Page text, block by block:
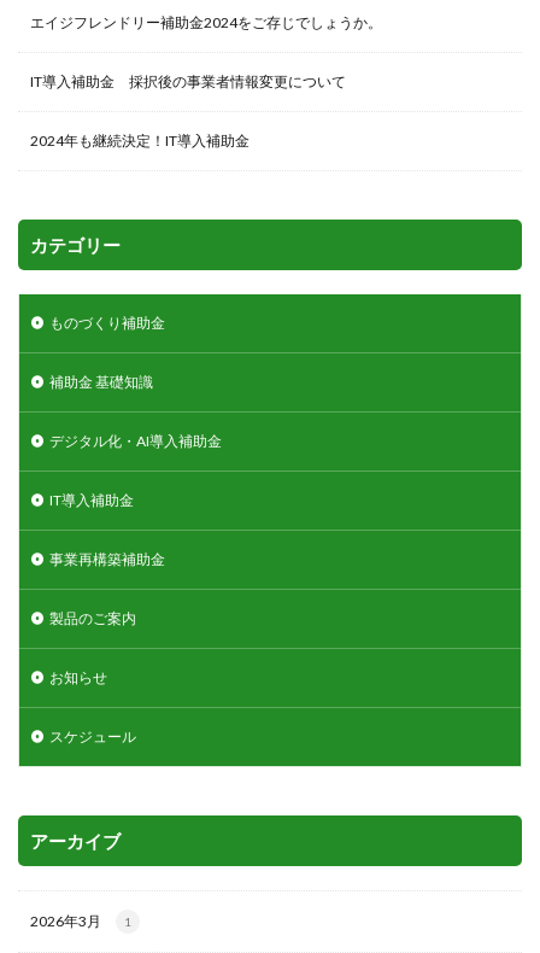
エイジフレンドリー補助金2024をご存じでしょうか。
IT導入補助金 採択後の事業者情報変更について
2024年も継続決定！IT導入補助金
カテゴリー
ものづくり補助金
補助金 基礎知識
デジタル化・AI導入補助金
IT導入補助金
事業再構築補助金
製品のご案内
お知らせ
スケジュール
アーカイブ
2026年3月 1